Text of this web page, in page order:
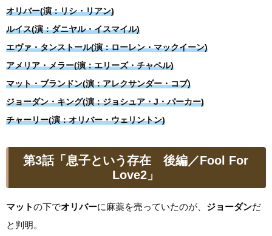
オリバー(演：リシ・リアン)
ルイス(演：ダニヤル・イスマイル)
エヴァ・タンストール(演：ローレン・マックイーン)
アメリア・メラー(演：エリーズ・チャペル)
マット・ブランドン(演：アレクサンダー・コブ)
ジョーダン・キング(演：ジョシュア・J・パーカー)
チャーリー(演：オリバー・ウェリントン)
第3話「息子という存在 後編／Fool For
Love2」
マットの下でオリバーに麻薬を売っていたのが、 ジョーダンだ
と判明。